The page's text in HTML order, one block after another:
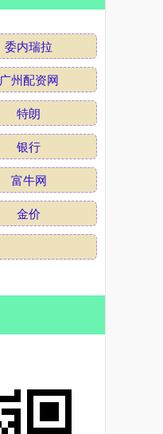
委内瑞拉
广州配资网
特朗
银行
富牛网
金价